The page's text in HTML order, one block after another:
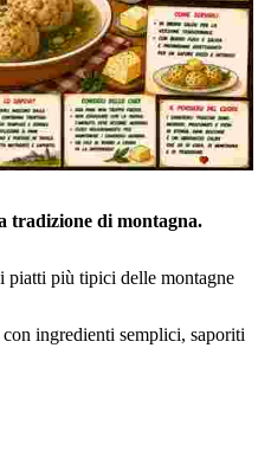
tradizione di montagna.
piatti più tipici delle montagne
ingredienti semplici, saporiti